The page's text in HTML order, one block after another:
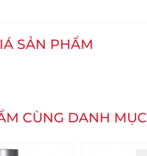
SẢN PHẨM
CÙNG DANH MỤC